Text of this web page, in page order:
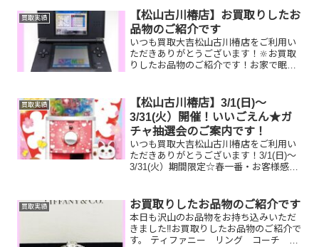
買取実績
【松山古川椿店】お買取りしたお
品物のご紹介です
いつも買取大吉松山古川椿店をご利用い
ただきありがとうございます！🔆お買取
りしたお品物のご紹介です！お家で眠っ
定させてください！🤗
買取実績
【松山古川椿店】3/1(日)～
3/31(火）開催！いいごえん★ガ
チャ抽選会のご案内です！
いつも買取大吉松山古川椿店をご利用い
ただきありがとうございます！3/1(日)～
3/31(火）期間限定☆春一番・お客様感謝
11,500円以上ご成約のお客様限定でご参
加いただけ...
買取実績 お買取りしたお品物のご紹介です
本日も沢山のお品物をお持ち込みいただ
きました‼️お買取りしたお品物のご紹介で
す。 ティファニー リング コーチ 財